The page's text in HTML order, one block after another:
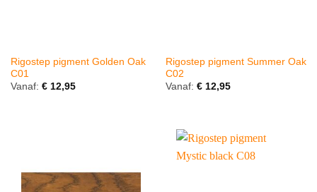
Rigostep pigment Golden Oak
C01
Vanaf: €12,95
Rigostep pigment Summer Oak
C02
Vanaf: €12,95